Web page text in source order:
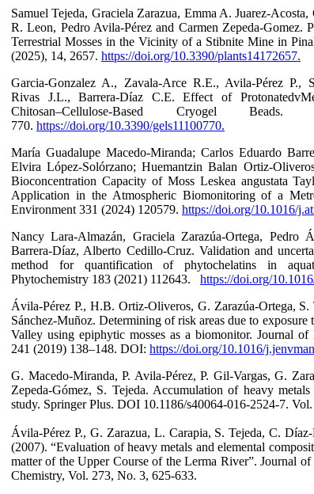
Samuel Tejeda, Graciela Zarazua, Emma A. Juarez-
R. Leon, Pedro Avila-Pérez and Carmen Zepeda-Gomez.
Terrestrial Mosses in the Vicinity of a Stibnite Mine in
(2025), 14, 2657. https://doi.org/10.3390/plants14172657.
Garcia-Gonzalez A., Zavala-Arce R.E., Avila-Pérez P.,
Rivas J.L., Barrera-Díaz C.E. Effect of
Chitosan–Cellulose-Based Cryogel
770. https://doi.org/10.3390/gels11100770.
María Guadalupe Macedo-Miranda; Carlos Eduardo
Elvira López-Solórzano; Huemantzin Balan Ortiz-
Bioconcentration Capacity of Moss Leskea angustata
Application in the Atmospheric Biomonitoring of a
Environment 331 (2024) 120579. https://doi.org/10.1016/
Nancy Lara-Almazán, Graciela Zarazúa-Ortega, Pedro
Barrera-Díaz, Alberto Cedillo-Cruz. Validation and
method for quantification of phytochelatins in
Phytochemistry 183 (2021) 112643. https://doi.org/
Ávila-Pérez P., H.B. Ortiz-Oliveros, G. Zarazúa-Ortega,
Sánchez-Muñoz. Determining of risk areas due to exposure
Valley using epiphytic mosses as a biomonitor. Journal of
241 (2019) 138–148. DOI: https://doi.org/10.1016/
G. Macedo-Miranda, P. Avila-Pérez, P. Gil-Vargas, G.
Zepeda-Gómez, S. Tejeda. Accumulation of heavy
study. Springer Plus. DOI 10.1186/s40064-016-2524-7.
Ávila-Pérez P., G. Zarazua, L. Carapia, S. Tejeda, C.
(2007). “Evaluation of heavy metals and elemental
matter of the Upper Course of the Lerma River”. Journal
Chemistry, Vol. 273, No. 3, 625-633.